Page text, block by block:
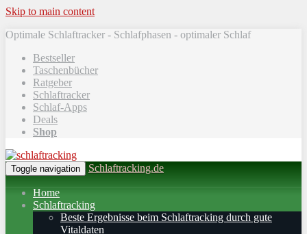
Skip to main content
Optimale Schlaftracker - Schlafphasen - optimaler Schlaf
Bestseller
Taschenbücher
Ratgeber
Schlaftracker
Schlaf-Apps
Deals
Shop
Toggle navigation Schlaftracking.de
Home
Schlaftracking
Beste Ergebnisse beim Schlaftracking durch gute
Vitaldaten